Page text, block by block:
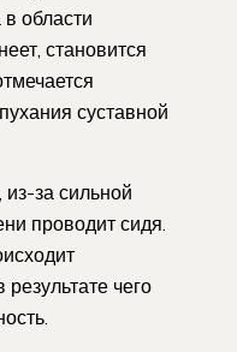
области
становится
суставной
за сильной
проводит сидя.
чего